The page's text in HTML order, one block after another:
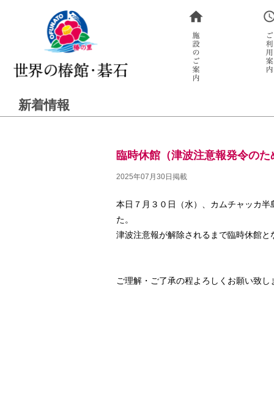
新着情報
臨時休館（津波注意報発令の
2025年07月30日掲載
本日７月３０日（水）、カムチャッカ
た。
津波注意報が解除されるまで臨時休館と
ご理解・ご了承の程よろしくお願い致し